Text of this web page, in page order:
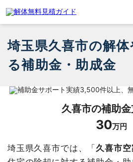
埼玉県久喜市の解
る補助金・助成金
久喜市の補助
30万円
埼玉県久喜市では、「久喜市